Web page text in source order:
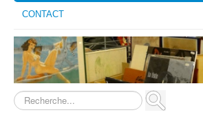
CONTACT
Rechercher